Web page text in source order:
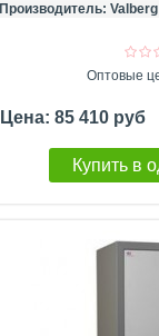
Производитель:
Оптовые
Цена: 85 410 руб
Купить в